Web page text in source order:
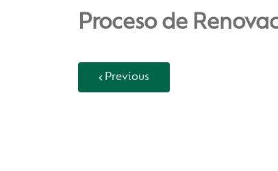
Proceso de
Previous